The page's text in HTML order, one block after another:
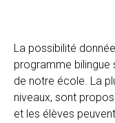
EN
La possibilité
programme bilingue
de notre école. La
niveaux, sont
et les élèves